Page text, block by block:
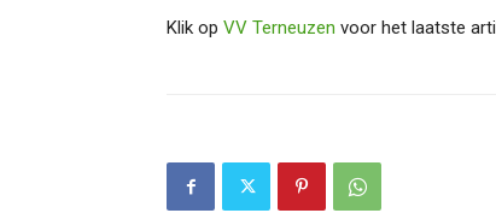
Klik op VV Terneuzen voor het laatste